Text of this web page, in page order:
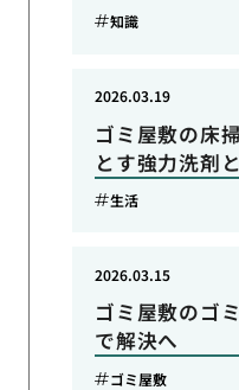
知識
ゴミ屋敷の床
とす強力洗剤
2026.03.19
生活
ゴミ屋敷のゴ
で解決へ
2026.03.15
ゴミ屋敷